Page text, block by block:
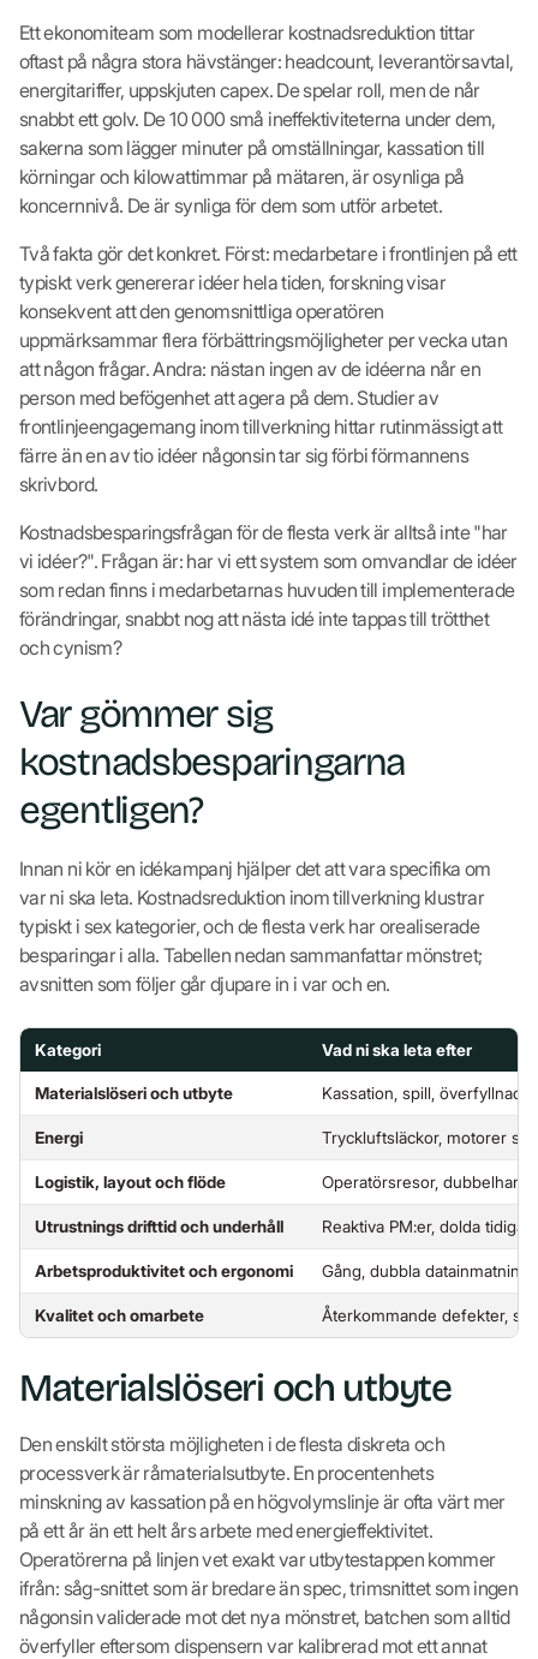
Ett ekonomiteam som modellerar kostnadsreduktion tittar
oftast på några stora hävstänger: headcount, leverantörsavtal,
energitariffer, uppskjuten capex. De spelar roll, men de når
snabbt ett golv. De 10 000 små ineffektiviteterna under dem,
sakerna som lägger minuter på omställningar, kassation till
körningar och kilowattimmar på mätaren, är osynliga på
koncernnivå. De är synliga för dem som utför arbetet.
Två fakta gör det konkret. Först: medarbetare i frontlinjen på ett
typiskt verk genererar idéer hela tiden, forskning visar
konsekvent att den genomsnittliga operatören
uppmärksammar flera förbättringsmöjligheter per vecka utan
att någon frågar. Andra: nästan ingen av de idéerna når en
person med befögenhet att agera på dem. Studier av
frontlinjeengagemang inom tillverkning hittar rutinmässigt att
färre än en av tio idéer någonsin tar sig förbi förmannens
skrivbord.
Kostnadsbesparingsfrågan för de flesta verk är alltså inte "har
vi idéer?". Frågan är: har vi ett system som omvandlar de idéer
som redan finns i medarbetarnas huvuden till implementerade
förändringar, snabbt nog att nästa idé inte tappas till trötthet
och cynism?
Var gömmer sig
kostnadsbesparingarna
egentligen?
Innan ni kör en idékampanj hjälper det att vara specifika om
var ni ska leta. Kostnadsreduktion inom tillverkning klustrar
typiskt i sex kategorier, och de flesta verk har orealiserade
besparingar i alla. Tabellen nedan sammanfattar mönstret;
avsnitten som följer går djupare in i var och en.
Kategori Vad ni ska leta efter
Materialslöseri och utbyte Kassation, spill,
Energi Tryckluftsläckor, motorer
Logistik, layout och flöde Operatörsresor,
Utrustnings drifttid och underhåll Reaktiva PM:er, dolda tidiga
Arbetsproduktivitet och ergonomi Gång, dubbla
Kvalitet och omarbete Återkommande defekter,
Materialslöseri och utbyte
Den enskilt största möjligheten i de flesta diskreta och
processverk är råmaterialsutbyte. En procentenhets
minskning av kassation på en högvolymslinje är ofta värt mer
på ett år än ett helt års arbete med energieffektivitet.
Operatörerna på linjen vet exakt var utbytestappen kommer
ifrån: såg-snittet som är bredare än spec, trimsnittet som ingen
någonsin validerade mot det nya mönstret, batchen som alltid
överfyller eftersom dispensern var kalibrerad mot ett annat